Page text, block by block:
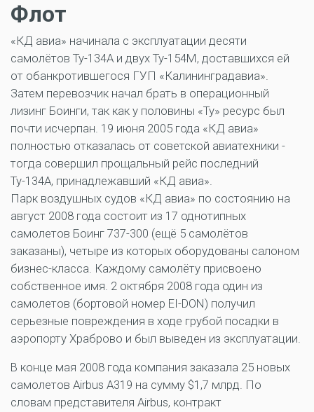
Флот
«КД авиа» начинала с эксплуатации десяти
самолётов Ту-134А и двух Ту-154М, доставшихся ей
от обанкротившегося ГУП «Калининградавиа».
Затем перевозчик начал брать в операционный
лизинг Боинги, так как у половины «Ту» ресурс был
почти исчерпан. 19 июня 2005 года «КД авиа»
полностью отказалась от советской авиатехники -
тогда совершил прощальный рейс последний
Ту-134А, принадлежавший «КД авиа».
Парк воздушных судов «КД авиа» по состоянию на
август 2008 года состоит из 17 однотипных
самолетов Боинг 737-300 (ещё 5 самолётов
заказаны), четыре из которых оборудованы салоном
бизнес-класса. Каждому самолёту присвоено
собственное имя. 2 октября 2008 года один из
самолетов (бортовой номер EI-DON) получил
серьезные повреждения в ходе грубой посадки в
аэропорту Храброво и был выведен из эксплуатации.
В конце мая 2008 года компания заказала 25 новых
самолетов Airbus А319 на сумму $1,7 млрд. По
словам представителя Airbus, контракт